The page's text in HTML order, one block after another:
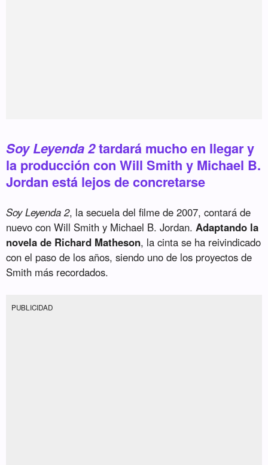
Soy Leyenda 2tardará mucho en llegar y
la producción con Will Smith y Michael B.
Jordan está lejos de concretarse
Soy Leyenda 2, la secuela del filme de 2007, contará de
nuevo con Will Smith y Michael B. Jordan. Adaptando la
novela de Richard Matheson, la cinta se ha reivindicado
con el paso de los años, siendo uno de los proyectos de
Smith más recordados.
PUBLICIDAD